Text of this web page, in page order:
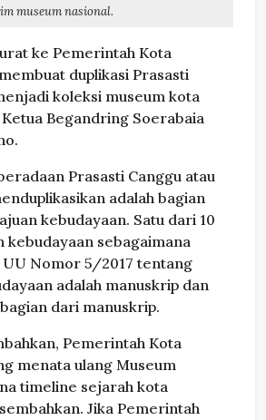
museum nasional.
ke Pemerintah Kota
duplikasi Prasasti
koleksi museum kota
Ketua Begandring Soerabaia
Prasasti Canggu atau
adalah bagian
kebudayaan. Satu dari 10
kebudayaan sebagaimana
Nomor 5/2017 tentang
adalah manuskrip dan
dari manuskrip.
Pemerintah Kota
menata ulang Museum
timeline sejarah kota
Jika Pemerintah